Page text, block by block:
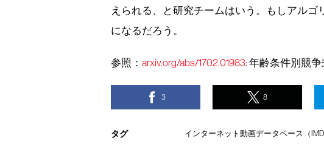
えられる、と研究チームはいう。もしアル
になるだろう。
参照： arxiv.org/abs/1702.01983: 年齢条件別競
3 8
タグ インターネット動画データベース（